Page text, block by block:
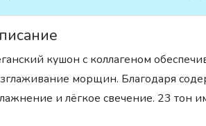
кушон с коллагеном
морщин. Благодаря
и лёгкое свечение. 23 тон